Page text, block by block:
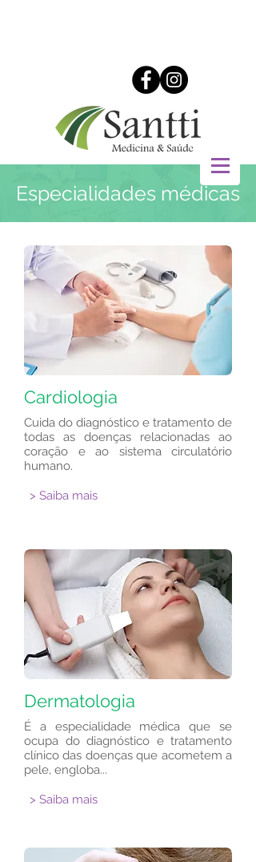
Especialidades médicas
Cardiologia
Cuida do diagnóstico e tratamento de
todas as doenças relacionadas ao
coração e ao sistema circulatório
humano.
> Saiba mais
Dermatologia
​É a especialidade médica que se
ocupa do diagnóstico e tratamento
clínico das doenças que acometem a
pele, engloba...
> Saiba mais